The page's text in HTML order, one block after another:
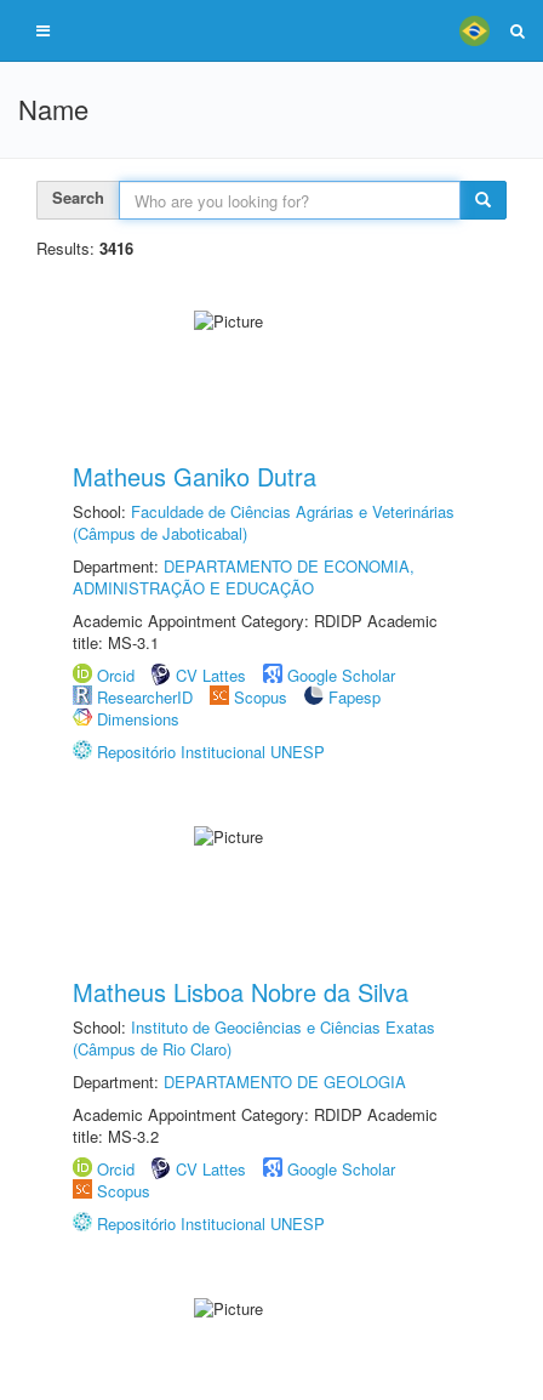
Name
Search
Results: 3416
Matheus Ganiko Dutra
School: Faculdade de Ciências Agrárias e Veterinárias
(Câmpus de Jaboticabal)
Department: DEPARTAMENTO DE ECONOMIA,
ADMINISTRAÇÃO E EDUCAÇÃO
Academic Appointment Category: RDIDP Academic
title: MS-3.1
Orcid
CV Lattes
Google Scholar
ResearcherID
Scopus
Fapesp
Dimensions
Repositório Institucional UNESP
Matheus Lisboa Nobre da Silva
School: Instituto de Geociências e Ciências Exatas
(Câmpus de Rio Claro)
Department: DEPARTAMENTO DE GEOLOGIA
Academic Appointment Category: RDIDP Academic
title: MS-3.2
Orcid
CV Lattes
Google Scholar
Scopus
Repositório Institucional UNESP